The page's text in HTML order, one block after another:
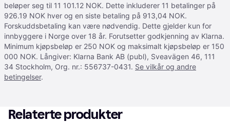
beløper seg til 11 101.12 NOK. Dette inkluderer 11 betalinger på
926.19 NOK hver og en siste betaling på 913,04 NOK.
Forskuddsbetaling kan være nødvendig. Dette gjelder kun for
innbyggere i Norge over 18 år. Forutsetter godkjenning av Klarna.
Minimum kjøpsbeløp er 250 NOK og maksimalt kjøpsbeløp er 150
000 NOK. Långiver: Klarna Bank AB (publ), Sveavägen 46, 111
34 Stockholm, Org. nr.: 556737-0431. Se vilkår og andre
betingelser.
Relaterte produkter